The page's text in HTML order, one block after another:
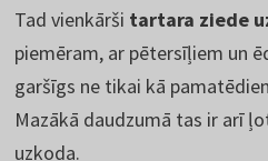
Tad vienkārši tartara ziede
piemēram, ar pētersīļiem un
garšīgs ne tikai kā
Mazākā daudzumā tas ir arī
uzkoda.